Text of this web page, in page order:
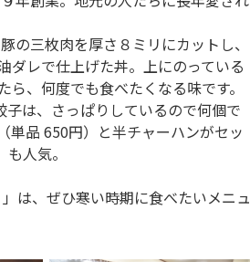
三枚肉を厚さ８ミリにカットし、
ダレで仕上げた丼。上にのっている
、何度でも食べたくなる味です。
は、さっぱりしているので何個で
単品 650円）と半チャーハンがセッ
人気。
は、ぜひ寒い時期に食べたいメニュ